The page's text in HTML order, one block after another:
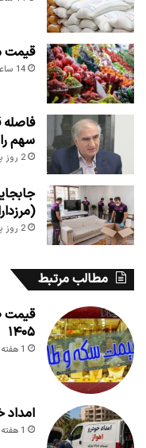
قیمت میوه
14 ساعت پیش
فاصله
سهم
2 روز پیش
2 روز پیش
مطالب مرتبط
۱۴۰۵
1 هفته پیش
امداد
1 هفته پیش